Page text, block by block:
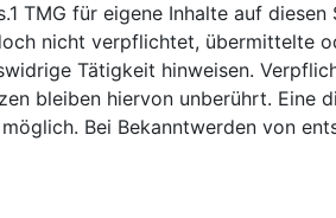
TMG für eigene Inhalte auf
nicht verpflichtet, übermittelte
Tätigkeit hinweisen.
bleiben hiervon unberührt.
Bei Bekanntwerden von